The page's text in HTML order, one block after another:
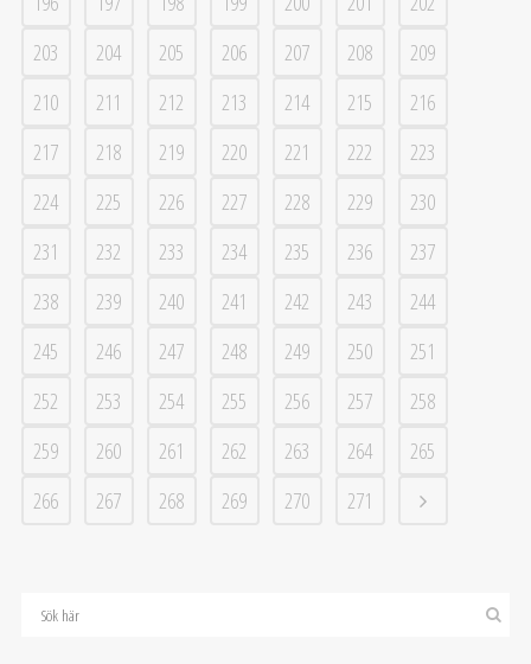
203
204 205 206 207 208
209
210
211 212 213 214 215
216
217
218 219 220 221 222
223
224
225 226 227 228 229
230
231
232 233 234 235 236
237
238
239 240 241 242 243
244
245
246 247 248 249 250
251
252
253 254 255 256 257
258
259
260 261 262 263 264
265
266
267 268 269 270 271